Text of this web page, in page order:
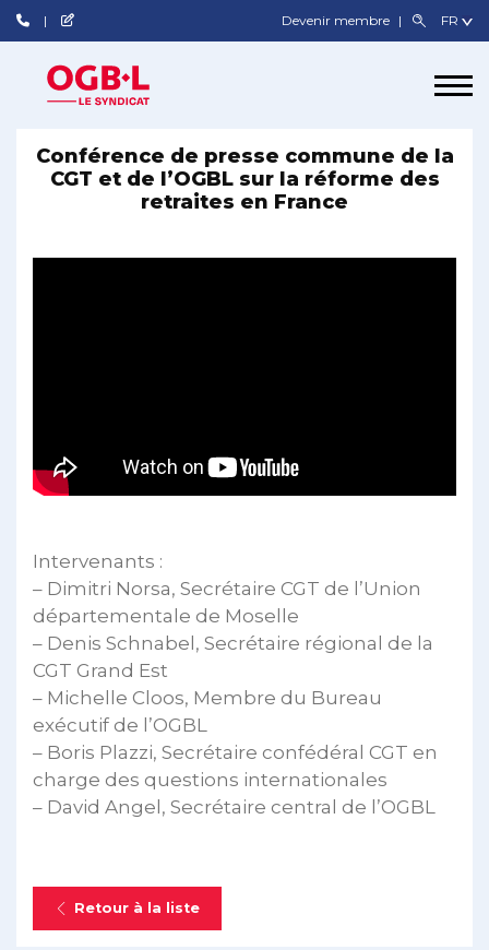
Devenir membre
Conférence de presse commune de la
CGT et de l’OGBL sur la réforme des
retraites en France
Intervenants :
– Dimitri Norsa, Secrétaire CGT de l’Union
départementale de Moselle
– Denis Schnabel, Secrétaire régional de la
CGT Grand Est
– Michelle Cloos, Membre du Bureau
exécutif de l’OGBL
– Boris Plazzi, Secrétaire confédéral CGT en
charge des questions internationales
– David Angel, Secrétaire central de l’OGBL
Retour à la liste